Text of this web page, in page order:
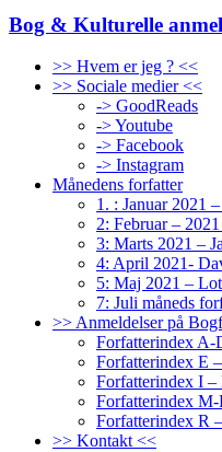
Bog & Kulturelle
>> Hvem er jeg ? <<
>> Sociale medier <<
-> GoodReads
-> Youtube
-> Facebook
-> Instagram
Månedens forfatter
1. : Januar 2021
2: Februar –
3: Marts 2021 –
4: April 2021-
5: Maj 2021 –
7: Juli måneds
>> Anmeldelser på
Forfatterindex A-
Forfatterindex E
Forfatterindex I –
Forfatterindex M-
Forfatterindex R
>> Kontakt <<